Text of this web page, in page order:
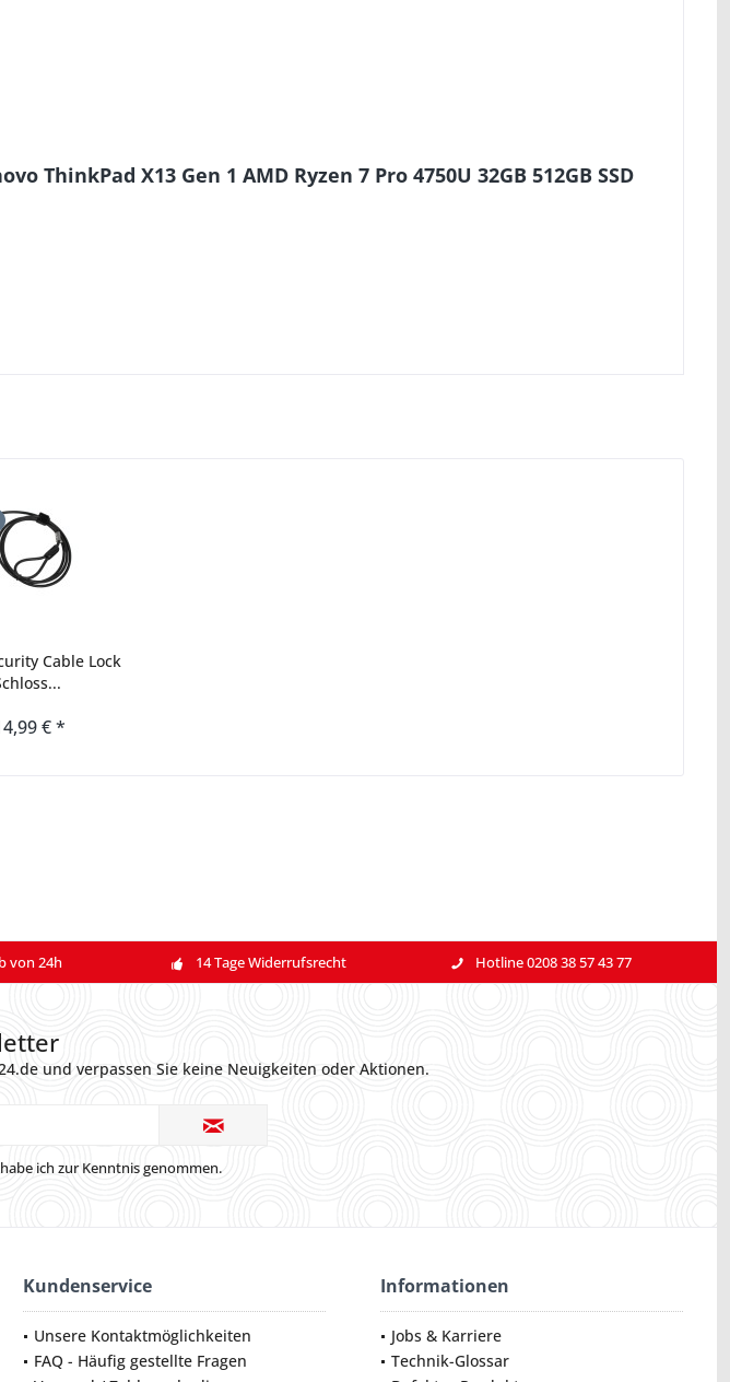
ThinkPad X13 Gen 1 AMD Ryzen 7 Pro 4750U 32GB 512GB SSD
Cable Lock
€ *
von 24h 14 Tage Widerrufsrecht Hotline 0208 38 57 43 77
und verpassen Sie keine Neuigkeiten oder Aktionen.
habe ich zur Kenntnis genommen.
Kundenservice
Unsere Kontaktmöglichkeiten
FAQ - Häufig gestellte Fragen
Informationen
Jobs & Karriere
Technik-Glossar